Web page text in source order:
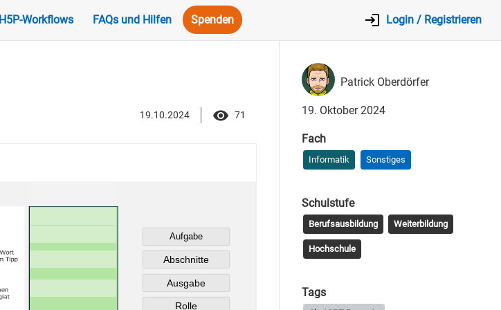
H5P-Workflows FAQs und Hilfen Spenden Login / Registrieren
19.10.2024 71
Patrick Oberdörfer
19. Oktober 2024
Fach
Informatik Sonstiges
Schulstufe
Berufsausbildung Weiterbildung
Hochschule
Tags